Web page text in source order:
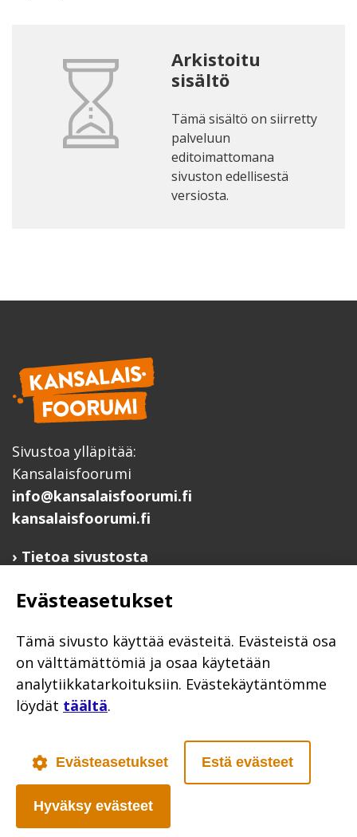
Arkistoitu
sisältö
Tämä sisältö on siirretty
palveluun
editoimattomana
sivuston edellisestä
versiosta.
Sivustoa ylläpitää:
Kansalaisfoorumi
info@kansalaisfoorumi.fi
kansalaisfoorumi.fi
Tietoa sivustosta
Ilmoita järjestösi järjestöhakemistoon
Järjestötietäjä-testi
Anna palautetta
Saavutettavuusseloste
Evästekäytännöt
Poutapilvi web design
Evästeasetukset
Tämä sivusto käyttää evästeitä. Evästeistä osa
on välttämättömiä ja osaa käytetään
analytiikkatarkoituksiin. Evästekäytäntömme
löydät täältä.
Evästeasetukset Estä evästeet
Hyväksy evästeet